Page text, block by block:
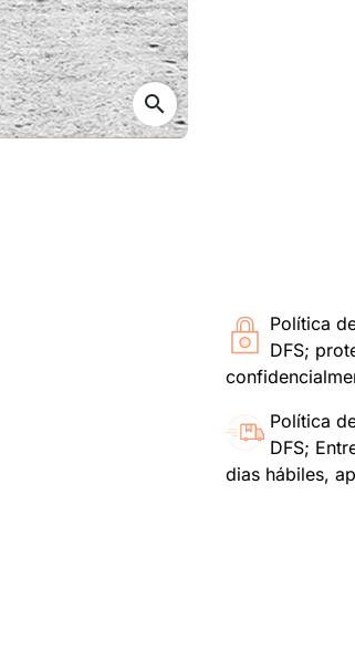
search
Política
DFS;
Política
DFS;
dias hábiles,